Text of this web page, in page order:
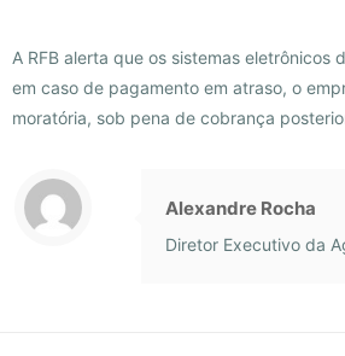
A RFB alerta que os sistemas
em caso de pagamento em atraso, o
moratória, sob pena de cobrança
Alexandre Rocha
Diretor Executivo da